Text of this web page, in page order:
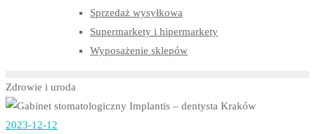
Sprzedaż wysyłkowa
Supermarkety i hipermarkety
Wyposażenie sklepów
Zdrowie i uroda
2023-12-12